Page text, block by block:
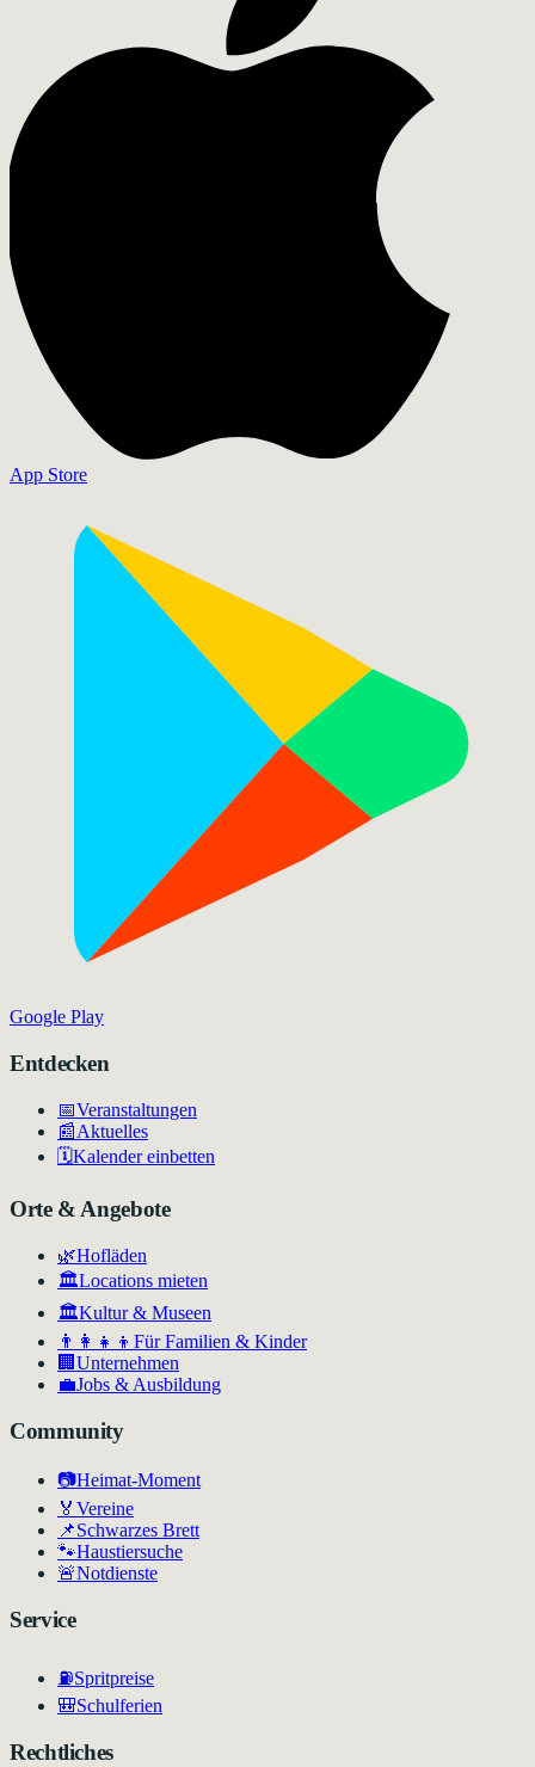
App Store
Google Play
Entdecken
📅Veranstaltungen
📰Aktuelles
🗓️Kalender einbetten
Orte & Angebote
🌿Hofläden
🏛️Locations mieten
🏛Kultur & Museen
👨‍👩‍👧‍👦 Für Familien & Kinder
🏢 Unternehmen
💼Jobs & Ausbildung
Community
📷Heimat-Moment
🏅 Vereine
📌Schwarzes Brett
🐾Haustiersuche
🚨Notdienste
Service
⛽Spritpreise
🎒Schulferien
Rechtliches